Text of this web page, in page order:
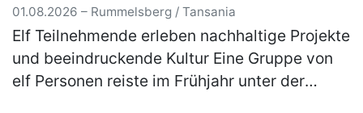
01.08.2026 – Rummelsberg / Tansania
Elf Teilnehmende erleben nachhaltige Projekte
und beeindruckende Kultur Eine Gruppe von
elf Personen reiste im Frühjahr unter der